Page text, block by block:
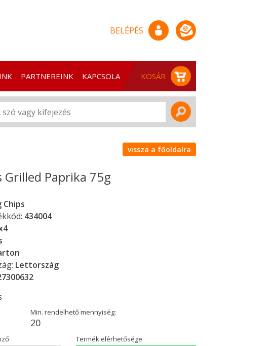
BELÉPÉS
PARTNEREINK KAPCSOLAT KOSÁR
vissza a főoldalra
Grilled Paprika 75g
Chips
434004
Lettország
Min. rendelhető mennyiség:
20
Termék elérhetősége